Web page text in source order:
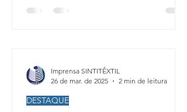
salariais e benefícios para os...
DESTAQUE
Imprensa SINTITÊXTIL
26 de mar. de 2025
2 min de leitura